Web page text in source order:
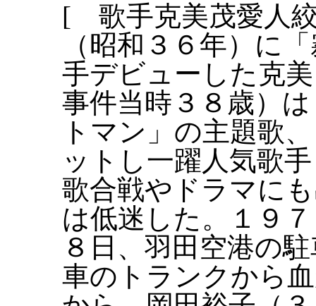
[ 歌手克美茂愛人
（昭和３６年）に
手デビューした克
事件当時３８歳）
トマン」の主題歌
ットし一躍人気歌
歌合戦やドラマに
は低迷した。１９
８日、羽田空港の
車のトランクから